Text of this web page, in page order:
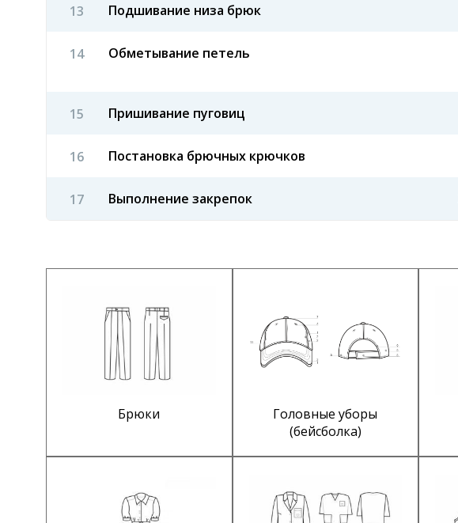
Подшивание низа брюк
Обметывание петель
Пришивание пуговиц
Постановка брючных крючков
Выполнение закрепок
Брюки
Головные уборы
(бейсболка)